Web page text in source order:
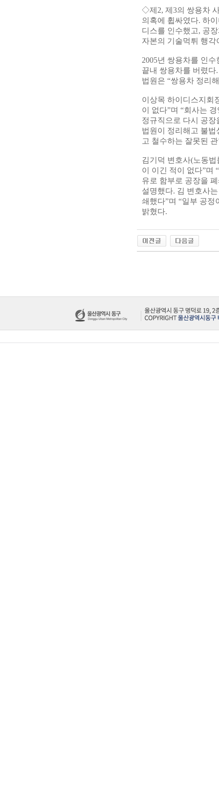
◇제2, 제3의 쌍용차
의혹에 휩싸였다. 하
디스를 인수했고, 공
자본의 기술먹튀 행
2005년 쌍용차를 인
끝내 쌍용차를 버렸다
법원은 “쌍용차 정리
이상목 하이디스지회
이 없다”며 “회사는
정규직으로 다시 공장
법원이 정리해고 불법
고 철수하는 잘못된
김기덕 변호사(노동
이 이긴 적이 없다”며
유로 함부로 공장을
설명했다. 김 변호사
쇄했다”며 “일부 공
밝혔다.